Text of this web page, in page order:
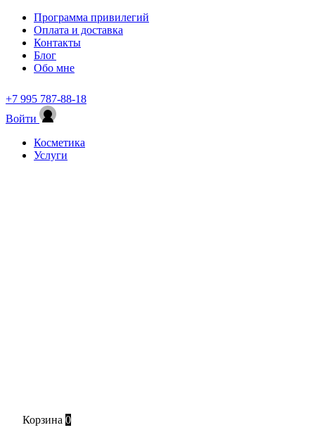
Программа привилегий
Оплата и доставка
Контакты
Блог
Обо мне
+7 995 787-88-18
Войти
Косметика
Услуги
Корзина 0